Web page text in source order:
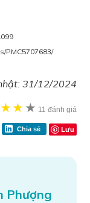
PMC5707683/
31/12/2024
★★ ★
★ 11 đánh giá
Chia sẻ Lưu
Phượng